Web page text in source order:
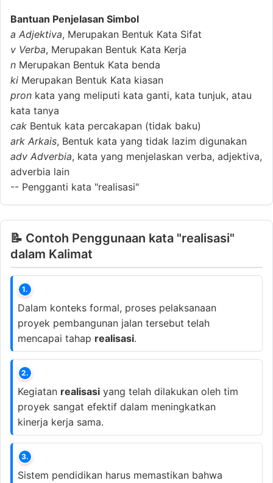
Bantuan Penjelasan Simbol
a Adjektiva, Merupakan Bentuk Kata Sifat
v Verba, Merupakan Bentuk Kata Kerja
n Merupakan Bentuk Kata benda
ki Merupakan Bentuk Kata kiasan
pron kata yang meliputi kata ganti, kata tunjuk, atau
kata tanya
cak Bentuk kata percakapan (tidak baku)
ark Arkais, Bentuk kata yang tidak lazim digunakan
adv Adverbia, kata yang menjelaskan verba, adjektiva,
adverbia lain
-- Pengganti kata "realisasi"
📝 Contoh Penggunaan kata "realisasi"
dalam Kalimat
1.
Dalam konteks formal, proses pelaksanaan
proyek pembangunan jalan tersebut telah
mencapai tahap realisasi.
2.
Kegiatan realisasi yang telah dilakukan oleh tim
proyek sangat efektif dalam meningkatkan
kinerja kerja sama.
3.
Sistem pendidikan harus memastikan bahwa